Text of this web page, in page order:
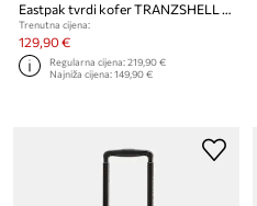
Eastpak tvrdi kofer TRANZSHELL S
Trenutna cijena:
129,90 €
Regularna cijena:219,90 €
Najniža cijena:149,90 €